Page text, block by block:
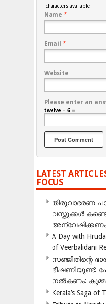
characters available
Name *
Email *
Website
Please enter an
twelve − 6 =
LATEST
FOCUS
തിരുവാഭരണ
വസ്തുക്കൾ
A Day with
of Veerbalidani
സഞ്ജിതിന്റെ
ഭീഷണിയുണ്ട്:
നൽകണം:
Kerala’s Saga of